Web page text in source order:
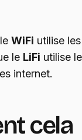
WiFi utilise
le LiFi utilise
internet.
cela